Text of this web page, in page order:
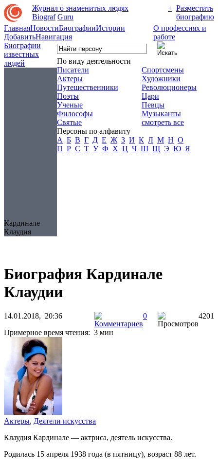
Журнал о знаменитых людях
Biograf Guru
+ Разместить
биографию
ГлавнаяНовостиБиографииИстории
ДобавитьНавигация
О профессиях и
работе
Биографии
известных
людей
Кардинале
Клаудия
По виду деятельности
Писатели
Актеры
Путешественники
Поэты
Ученые
Философы
Святые
Спортсмены
Художники
Революционеры
Цари
Певцы
Музыканты
смотреть все
Персоны по алфавиту
А Б В Г Д Е Ж З И К Л М Н О
П Р С Т У Ф Х Ц Ч Ш Щ Э Ю Я
Биография Кардинале
Клаудии
14.01.2018, 20:36 0
4201
Примерное время чтения: 3 мин
Актеры, Деятели искусства
Клаудия Кардинале — актриса, деятель искусства.
Родилась 15 апреля 1938 года (в пятницу), возраст 88 лет.